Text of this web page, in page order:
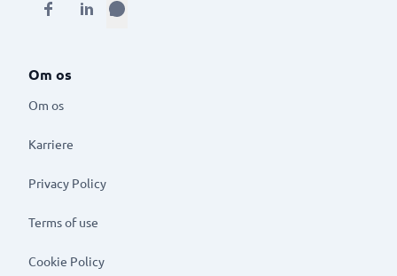
Om os
Om os
Karriere
Privacy Policy
Terms of use
Cookie Policy